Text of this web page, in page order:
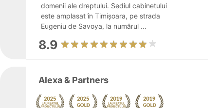
domenii ale dreptului. Sediul cabinetului
este amplasat în Timișoara, pe strada
Eugeniu de Savoya, la numărul ...
8.9
Alexa & Partners